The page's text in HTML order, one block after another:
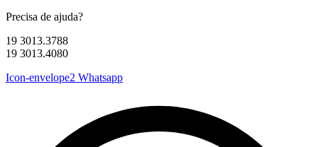
Precisa de ajuda?
19 3013.3788
19 3013.4080
Icon-envelope2 Whatsapp